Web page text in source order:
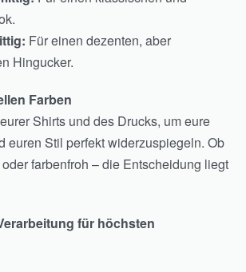
Für einen dezenten, aber
Hingucker.
Farben
Shirts und des Drucks, um eure
euren Stil perfekt widerzuspiegeln. Ob
farbenfroh – die Entscheidung liegt
für höchsten